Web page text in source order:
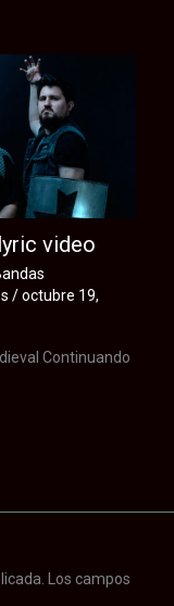
video
/octubre 19,
Continuando
Los campos